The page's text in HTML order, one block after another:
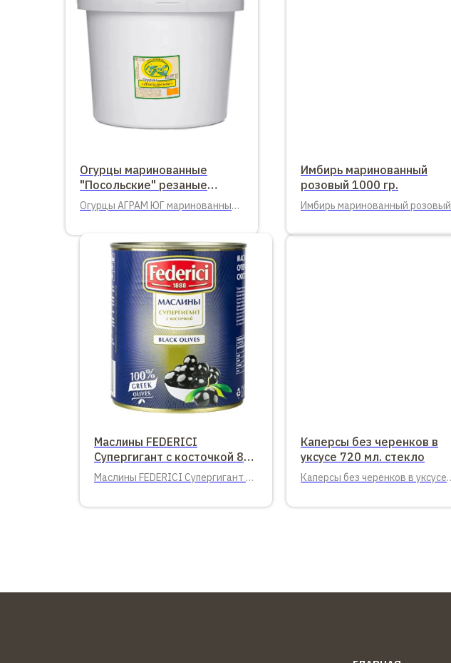
Огурцы маринованные
"Посольские" резаные
АГРАМ ЮГ 4 кг.
Огурцы АГРАМ ЮГ маринованные
ведро 4 кг.
Имбирь маринованный
розовый 1000 гр.
Имбирь маринованный розовый
Маслины FEDERICI
Супергигант с косточкой 820
гр.
Маслины FEDERICI Супергигант с
упаковке
Каперсы без черенков в
уксусе 720 мл. стекло
Каперсы без черенков в уксусе
упаковке